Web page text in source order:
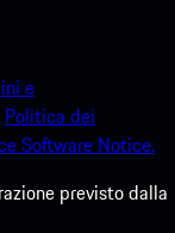
e
Politica dei
Software Notice.
previsto dalla